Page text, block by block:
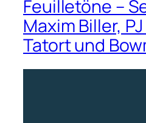
Feuilletöne –
Maxim Biller,
Tatort und